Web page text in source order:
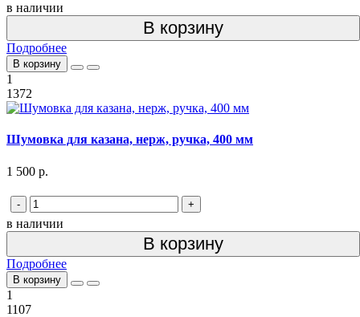
в наличии
В корзину
Подробнее
В корзину
1
1372
Шумовка для казана, нерж, ручка, 400 мм
1 500 р.
- +
в наличии
В корзину
Подробнее
В корзину
1
1107